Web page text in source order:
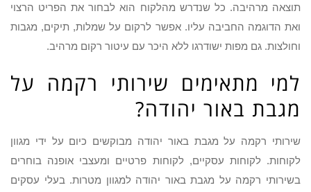
תוצאה מרהיבה. כל שנדרש מהלקוח הוא לבחור את הפריט הרצוי
ואת הדוגמה החביבה עליו. אפשר לרקום על שמלות, תיקים, מגבות
וחולצות. גם מפות ישודרגו ללא היכר עם עיטור רקום מרהיב.
למי מתאימים שירותי רקמה על
מגבת באור יהודה?
שירותי רקמה על מגבת באור יהודה מבוקשים כיום על ידי מגוון
לקוחות. לקוחות עסקיים, לקוחות פרטיים ומעצבי אופנה בוחרים
בשירותי רקמה על מגבת באור יהודה למגוון מטרות. בעלי עסקים